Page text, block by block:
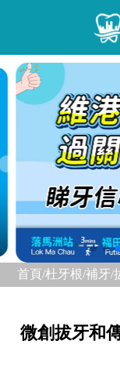
首頁/杜牙根/補牙/
微創拔牙和